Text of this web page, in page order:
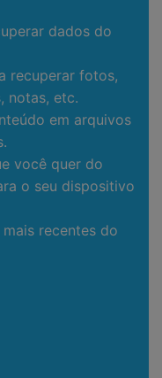
dados do
recuperar fotos,
notas, etc.
em arquivos
você quer do
o seu dispositivo
recentes do